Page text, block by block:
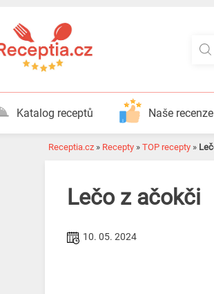
Katalog receptů Naše recenze
Receptia.cz » Recepty » TOP recepty »
Lečo z ačokči
10. 05. 2024